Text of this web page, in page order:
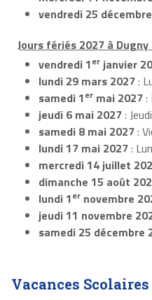
vendredi 25
Jours fériés 2027 à Dugny
vendredi 1er janvier
lundi 29 mars 2027:
samedi 1er mai 2027:
jeudi 6 mai 2027:
samedi 8 mai 2027:
lundi 17 mai 2027:
mercredi 14 juillet
dimanche 15 août
lundi 1er novembre
jeudi 11 novembre
samedi 25 décembre
Vacances Scolaires